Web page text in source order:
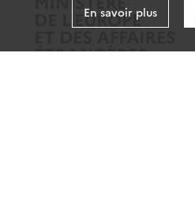
En savoir plus